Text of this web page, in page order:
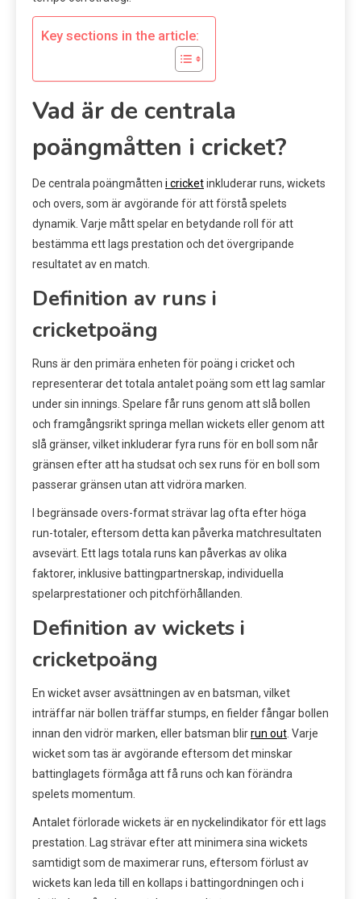
Key sections in the article:
Vad är de centrala
poängmåtten i cricket?
De centrala poängmåtten i cricketinkluderar runs, wickets
och overs, som är avgörande för att förstå spelets
dynamik. Varje mått spelar en betydande roll för att
bestämma ett lags prestation och det övergripande
resultatet av en match.
Definition av runs i
cricketpoäng
Runs är den primära enheten för poäng i cricket och
representerar det totala antalet poäng som ett lag samlar
under sin innings. Spelare får runs genom att slå bollen
och framgångsrikt springa mellan wickets eller genom att
slå gränser, vilket inkluderar fyra runs för en boll som når
gränsen efter att ha studsat och sex runs för en boll som
passerar gränsen utan att vidröra marken.
I begränsade overs-format strävar lag ofta efter höga
run-totaler, eftersom detta kan påverka matchresultaten
avsevärt. Ett lags totala runs kan påverkas av olika
faktorer, inklusive battingpartnerskap, individuella
spelarprestationer och pitchförhållanden.
Definition av wickets i
cricketpoäng
En wicket avser avsättningen av en batsman, vilket
inträffar när bollen träffar stumps, en fielder fångar bollen
innan den vidrör marken, eller batsman blirrun out . Varje
wicket som tas är avgörande eftersom det minskar
battinglagets förmåga att få runs och kan förändra
spelets momentum.
Antalet förlorade wickets är en nyckelindikator för ett lags
prestation. Lag strävar efter att minimera sina wickets
samtidigt som de maximerar runs, eftersom förlust av
wickets kan leda till en kollaps i battingordningen och i